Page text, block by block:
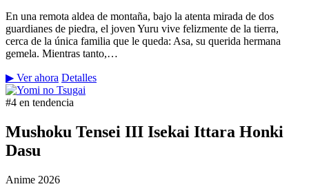
En una remota aldea de montaña, bajo la atenta mirada de dos
guardianes de piedra, el joven Yuru vive felizmente de la tierra,
cerca de la única familia que le queda: Asa, su querida hermana
gemela. Mientras tanto,…
▶ Ver ahora Detalles
#4 en tendencia
Mushoku Tensei III Isekai Ittara Honki
Dasu
Anime 2026